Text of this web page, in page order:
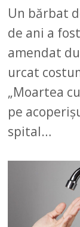
Un bărbat
de ani a fost
amendat
urcat
„Moartea
pe
spital…